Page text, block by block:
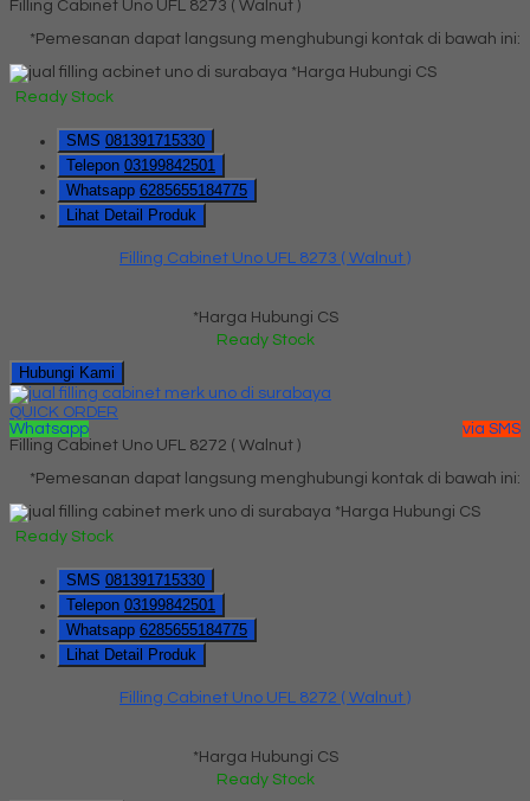
Filling Cabinet Uno UFL 8273 ( Walnut )
*Pemesanan dapat langsung menghubungi kontak di bawah ini:
*Harga Hubungi CS
Ready Stock
SMS 081391715330
Telepon 03199842501
Whatsapp 6285655184775
Lihat Detail Produk
Filling Cabinet Uno UFL 8273 ( Walnut )
*Harga Hubungi CS
Ready Stock
Hubungi Kami
QUICK ORDER
Whatsapp
via SMS
Filling Cabinet Uno UFL 8272 ( Walnut )
*Pemesanan dapat langsung menghubungi kontak di bawah ini:
*Harga Hubungi CS
Ready Stock
SMS 081391715330
Telepon 03199842501
Whatsapp 6285655184775
Lihat Detail Produk
Filling Cabinet Uno UFL 8272 ( Walnut )
*Harga Hubungi CS
Ready Stock